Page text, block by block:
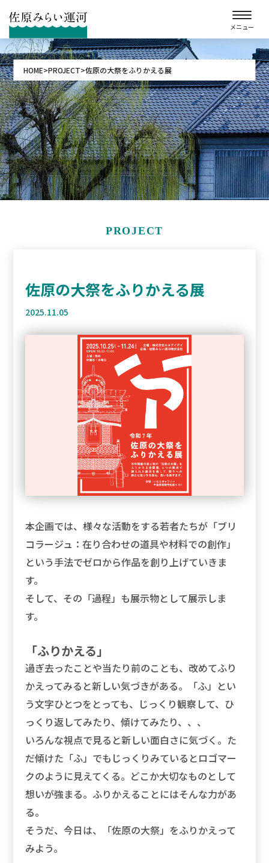
メニュー
HOME PROJECT 佐原の大祭をふりかえる展
PROJECT
佐原の大祭をふりかえる展
2025.11.05
本企画では、様々な活動をする若者たちが「ブリ
コラージュ：在り合わせの道具や材料での創作」
という手法でゼロから作品を創り上げていきま
す。
そして、その「過程」も展示物として展示しま
す。
「ふりかえる」
過ぎ去ったことや当たり前のことも、改めてふり
かえってみると新しい気づきがある。「ふ」とい
う文字ひとつをとっても、じっくり観察して、ひ
っくり返してみたり、傾けてみたり、、、
いろんな視点で見ると新しい面白さに気づく。た
だ傾けた「ふ」でもじっくりみているとロゴマー
クのように見えてくる。どこか大切なものとして
想いが強まる。ふりかえることにはそんな力があ
る。
そうだ、今日は、「佐原の大祭」をふりかえって
みよう。